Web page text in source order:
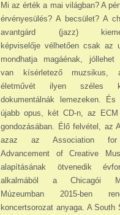
Mi az érték a mai világban? A
érvényesülés? A becsület? A
avantgárd (jazz)
képviselője vélhetően csak az
mondhatja magáénak, jóllehet
van kísérletező muzsikus,
életművét ilyen széles
dokumentálnák lemezeken.
újabb opus, két CD-n, az
gondozásában. Élő felvétel, az
azaz az Association
Advancement of Creative
alapításának ötvenedik
alkalmából a Chicagói
Múzeumban 2015-ben
koncertsorozat anyaga. A South